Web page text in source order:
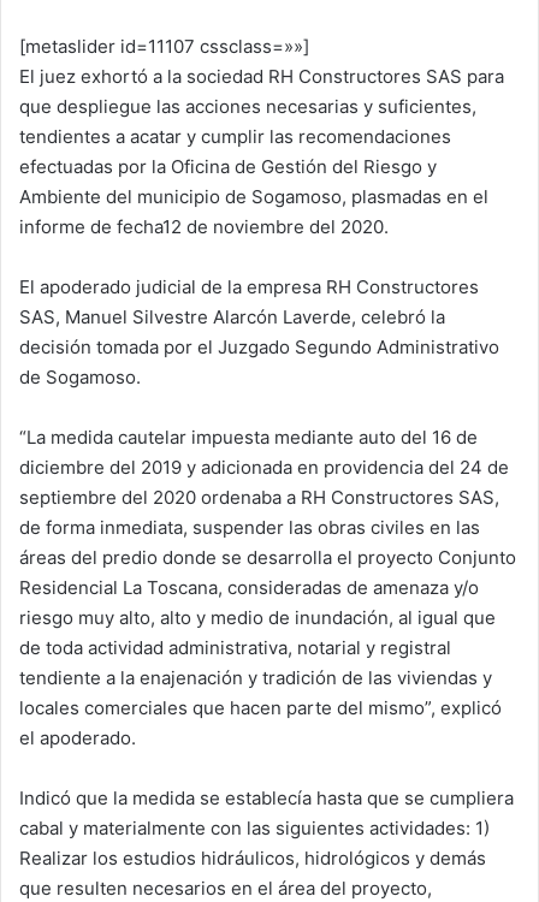
[metaslider id=11107 cssclass=»»]
El juez exhortó a la sociedad RH Constructores SAS para
que despliegue las acciones necesarias y suficientes,
tendientes a acatar y cumplir las recomendaciones
efectuadas por la Oficina de Gestión del Riesgo y
Ambiente del municipio de Sogamoso, plasmadas en el
informe de fecha12 de noviembre del 2020.
El apoderado judicial de la empresa RH Constructores
SAS, Manuel Silvestre Alarcón Laverde, celebró la
decisión tomada por el Juzgado Segundo Administrativo
de Sogamoso.
“La medida cautelar impuesta mediante auto del 16 de
diciembre del 2019 y adicionada en providencia del 24 de
septiembre del 2020 ordenaba a RH Constructores SAS,
de forma inmediata, suspender las obras civiles en las
áreas del predio donde se desarrolla el proyecto Conjunto
Residencial La Toscana, consideradas de amenaza y/o
riesgo muy alto, alto y medio de inundación, al igual que
de toda actividad administrativa, notarial y registral
tendiente a la enajenación y tradición de las viviendas y
locales comerciales que hacen parte del mismo”, explicó
el apoderado.
Indicó que la medida se establecía hasta que se cumpliera
cabal y materialmente con las siguientes actividades: 1)
Realizar los estudios hidráulicos, hidrológicos y demás
que resulten necesarios en el área del proyecto,